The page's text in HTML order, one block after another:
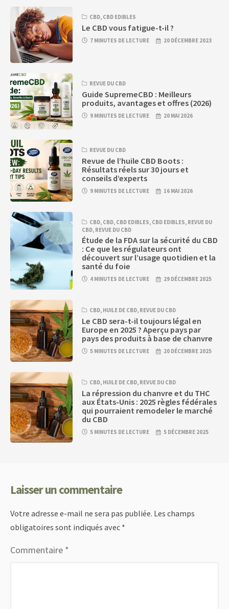
CBD, CBD EDIBLES
Le CBD vous fatigue-t-il ?
7 MINUTES DE LECTURE 20 DÉCEMBRE 2023
REVUE DU CBD
Guide SupremeCBD : Meilleurs
produits, avantages et offres (2026)
9 MINUTES DE LECTURE 20 MAI 2026
REVUE DU CBD
Revue de l’huile CBD Boots :
Résultats réels sur 30 jours et
conseils d’experts
9 MINUTES DE LECTURE 16 MAI 2026
CBD, CBD, CBD EDIBLES, CBD EDIBLES, REVUE DU
CBD, REVUE DU CBD
Étude de la FDA sur la sécurité du CBD
: Ce que les régulateurs ont
découvert sur l’usage quotidien et la
santé du foie
4 MINUTES DE LECTURE 29 DÉCEMBRE 2025
CBD, HUILE DE CBD, REVUE DU CBD
Le CBD sera-t-il toujours légal en
Europe en 2025 ? Aperçu pays par
pays des produits à base de chanvre
5 MINUTES DE LECTURE 20 DÉCEMBRE 2025
CBD, HUILE DE CBD, REVUE DU CBD
La répression du chanvre et du THC
aux États-Unis : 2025 règles fédérales
qui pourraient remodeler le marché
du CBD
5 MINUTES DE LECTURE 5 DÉCEMBRE 2025
Laisser un commentaire
Votre adresse e-mail ne sera pas publiée. Les champs
obligatoires sont indiqués avec *
Commentaire *